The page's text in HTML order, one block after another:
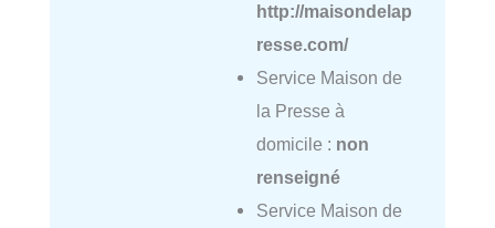
http://maisondelap
resse.com/
Service Maison de
la Presse à
domicile : non
renseigné
Service Maison de